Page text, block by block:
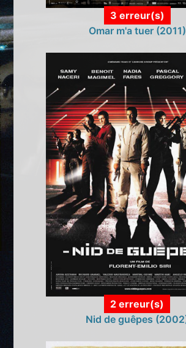
3 erreur(s)
Omar m'a tuer (2011)
2 erreur(s)
Nid de guêpes